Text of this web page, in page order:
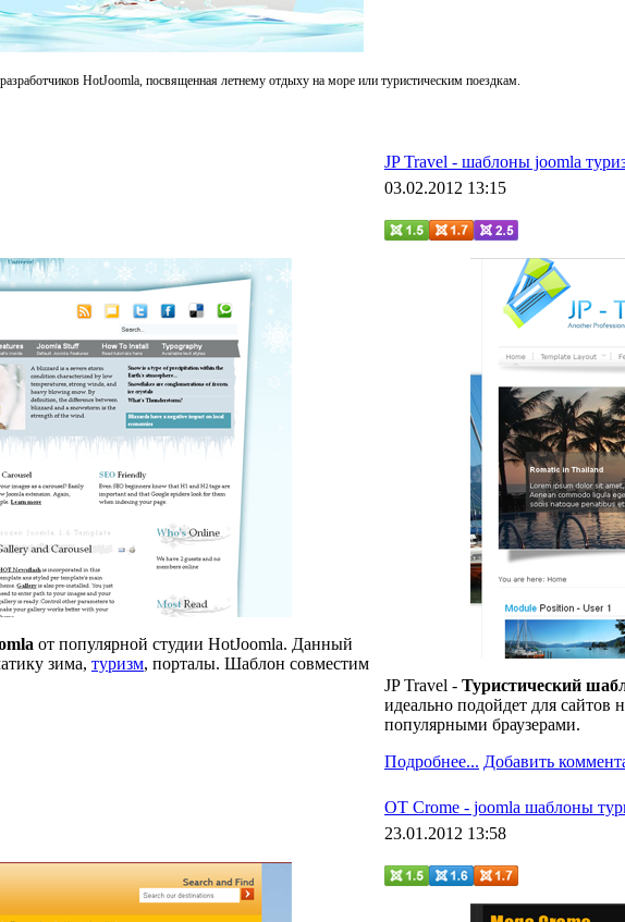
HotJoomla , посвященная летнему отдыху на море или туристическим поездкам.
от популярной студии HotJoomla. Данный
зима, туризм, порталы. Шаблон совместим
JP Travel - шаблоны joomla
03.02.2012 13:15
JP Travel - Туристический
идеально подойдет для
популярными браузерами.
Подробнее... Добавить
OT Crome - joomla шаблоны
23.01.2012 13:58